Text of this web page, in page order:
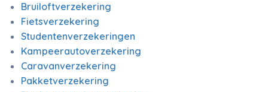
Bruiloftverzekering
Fietsverzekering
Studentenverzekeringen
Kampeerautoverzekering
Caravanverzekering
Pakketverzekering